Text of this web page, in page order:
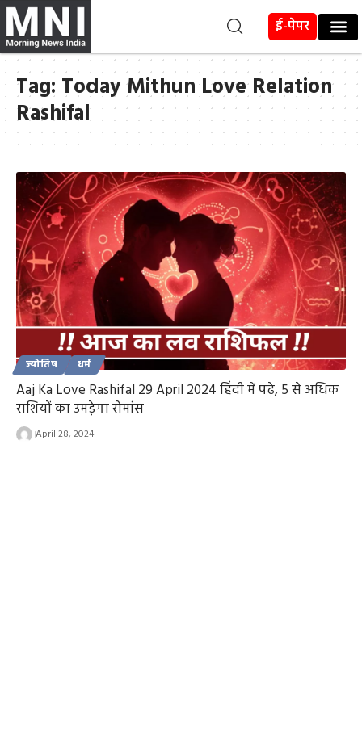
ई-पेपर
Tag: Today Mithun Love Relation
Rashifal
ज्योतिष धर्म
Aaj Ka Love Rashifal 29 April 2024 हिंदी में पढ़े, 5 से अधिक
राशियों का उमड़ेगा रोमांस
April 28, 2024